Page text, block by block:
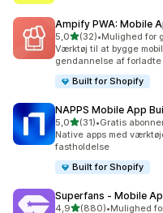
Ampify PWA: Mobile
5,0ud af 5 stjerner
(32)
32 anmeldelser i alt
•Mulighed for
Værktøj til at bygge
gendannelse af forladte
Built for Shopify
NAPPS Mobile App
5,0ud af 5 stjerner
(31)
31 anmeldelser i alt
•Gratis
Native apps med
fastholdelse
Built for Shopify
Superfans ‑ Mobile
4,9ud af 5 stjerner
(880)•Mulighed